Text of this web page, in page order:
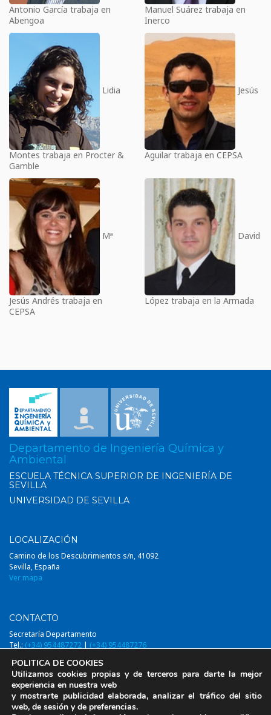
Antonio García trabaja en
Abengoa
Manuel Suárez trabaja en
Inerco
Lidia
Montes trabaja en Procter &
Gamble
Jesús
Aguilar trabaja en CEPSA
Mª
Jesús Andrés trabaja en
CEPSA
David
López trabaja en la Armada
Departamento de Ingeniería Química y
Ambiental
ESCUELA TÉCNICA SUPERIOR DE INGENIERÍA DE
SEVILLA
UNIVERSIDAD DE SEVILLA
LOCALIZACIÓN
Camino de los Descubrimientos s/n, 41092
Sevilla, España
Ver mapa
CONTACTO
Secretaría Departamento
Tel.: (+34) 954487272 | (+34) 954487276
POLITICA DE COOKIES
Utilizamos cookies propias y de terceros para darte la mejor
experiencia en nuestra web
y mostrarte publicidad elaborada, analizar el tráfico del sitio
web, de sesión y de preferencias.